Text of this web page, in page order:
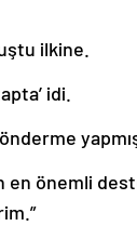
ilkine.
idi.
en önemli